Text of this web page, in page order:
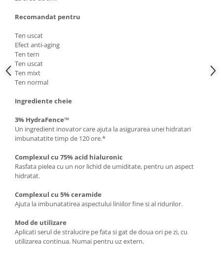
Recomandat pentru
Ten uscat
Efect anti-aging
Ten tern
Ten uscat
Ten mixt
Ten normal
Ingrediente cheie
3% HydraFence™
Un ingredient inovator care ajuta la asigurarea unei hidratari
imbunatatite timp de 120 ore.*
Complexul cu 75% acid hialuronic
Rasfata pielea cu un nor lichid de umiditate, pentru un aspect
hidratat.
Complexul cu 5% ceramide
Ajuta la imbunatatirea aspectului liniilor fine si al ridurilor.
Mod de utilizare
Aplicati serul de stralucire pe fata si gat de doua ori pe zi, cu
utilizarea continua. Numai pentru uz extern.